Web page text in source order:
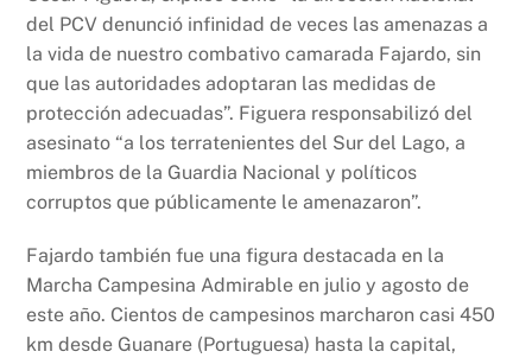
del PCV denunció infinidad de veces las amenazas a
la vida de nuestro combativo camarada Fajardo, sin
que las autoridades adoptaran las medidas de
protección adecuadas”. Figuera responsabilizó del
asesinato “a los terratenientes del Sur del Lago, a
miembros de la Guardia Nacional y políticos
corruptos que públicamente le amenazaron”.
Fajardo también fue una figura destacada en la
Marcha Campesina Admirable en julio y agosto de
este año. Cientos de campesinos marcharon casi 450
km desde Guanare (Portuguesa) hasta la capital,